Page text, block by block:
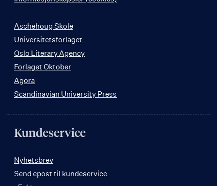
Aschehoug Skole
Universitetsforlaget
Oslo Literary Agency
Forlaget Oktober
Agora
Scandinavian University Press
Kundeservice
Nyhetsbrev
Send epost til kundeservice